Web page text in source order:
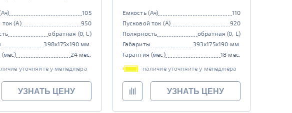
105
ток (А)
950
обратная (0, L)
398x175x190 мм.
(мес)
24 мес.
уточняйте у менеджера
УЗНАТЬ ЦЕНУ
Емкость (Ач)
110
Пусковой ток (А)
920
Полярность
обратная (0, L)
Габариты
393x175x190 мм.
Гарантия (мес)
18 мес.
наличие уточняйте у менеджера
УЗНАТЬ ЦЕНУ